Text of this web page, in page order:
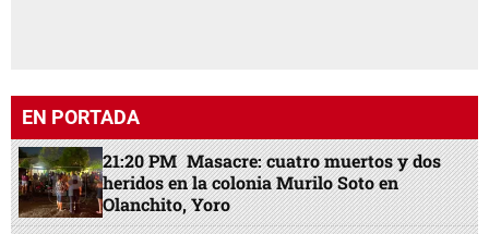
EN PORTADA
21:20 PM Masacre: cuatro muertos y dos
heridos en la colonia Murilo Soto en
Olanchito, Yoro